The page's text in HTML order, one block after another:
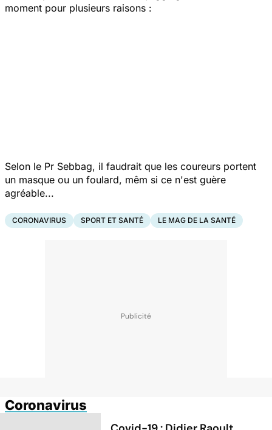
moment pour plusieurs raisons :
Selon le Pr Sebbag, il faudrait que les coureurs portent
un masque ou un foulard, mêm si ce n'est guère
agréable...
CORONAVIRUS SPORT ET SANTÉ LE MAG DE LA SANTÉ
Coronavirus